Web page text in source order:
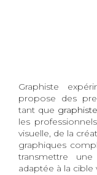
Graphiste
propose des
tant que
les
visuelle, de la
graphiques
transmettre
adaptée à la cible